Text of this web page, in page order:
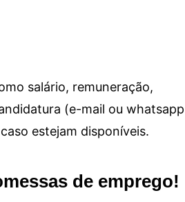
salário, remuneração,
(e-mail ou whatsapp
estejam disponíveis.
de emprego!